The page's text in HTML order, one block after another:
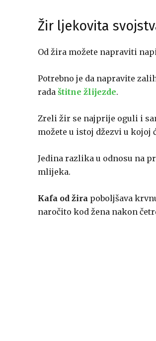
Žir ljekovita
Od žira možete napraviti
Potrebno je da napravite
rada štitne žlijezde.
Zreli žir se najprije oguli i
možete u istoj džezvi u kojoj
Jedina razlika u odnosu na
mlijeka.
Kafa od žira poboljšava
naročito kod žena nakon